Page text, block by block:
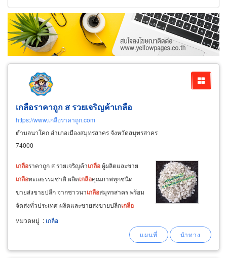
เกลือราคาถูก ส รวยเจริญค้าเกลือ
https://www.เกลือราคาถูก.com
ตำบลนาโคก อำเภอเมืองสมุทรสาคร จังหวัดสมุทรสาคร
74000
เกลือราคาถูก ส รวยเจริญค้าเกลือผู้ผลิตและขาย
เกลือทะเลธรรมชาติ ผลิตเกลือคุณภาพทุกชนิด
ขายส่งขายปลีก จากชาวนาเกลือสมุทรสาคร พร้อม
จัดส่งทั่วประเทศ ผลิตและขายส่งขายปลีกเกลือ
ราคาถูกเกลือบริสุทธิ์ (trs)
เกลือ
หมวดหมู่ : เกลือ